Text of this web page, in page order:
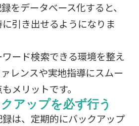
をデータベース化すると、
引き出せるようになりま
ード検索できる環境を整え
レンスや実地指導にスムー
メリットです。
アップを必ず行う
は、定期的にバックアップ